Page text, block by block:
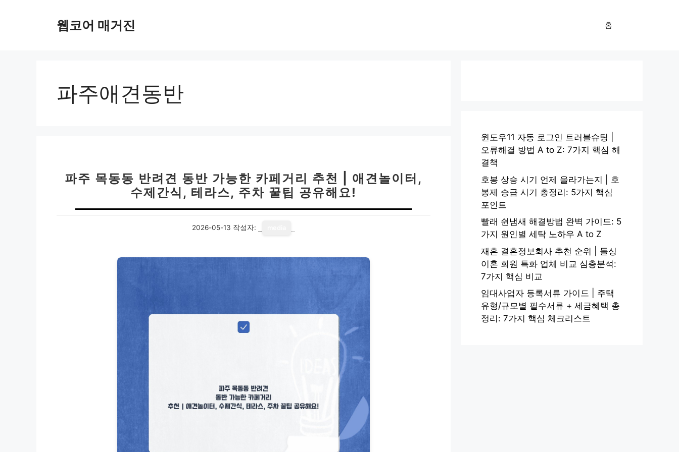
웹코어 매거진 홈
파주애견동반
파주 목동동 반려견 동반 가능한 카페거리 추천 | 애견놀이터,
수제간식, 테라스, 주차 꿀팁 공유해요!
2026-05-13 작성자:
윈도우11 자동 로그인 트러블슈팅 |
오류해결 방법 A to Z: 7가지 핵심 해
결책
호봉 상승 시기 언제 올라가는지 | 호
봉제 승급 시기 총정리: 5가지 핵심
포인트
빨래 쉰냄새 해결방법 완벽 가이드: 5
가지 원인별 세탁 노하우 A to Z
재혼 결혼정보회사 추천 순위 | 돌싱
이혼 회원 특화 업체 비교 심층분석:
7가지 핵심 비교
임대사업자 등록서류 가이드 | 주택
유형/규모별 필수서류 + 세금혜택 총
정리: 7가지 핵심 체크리스트